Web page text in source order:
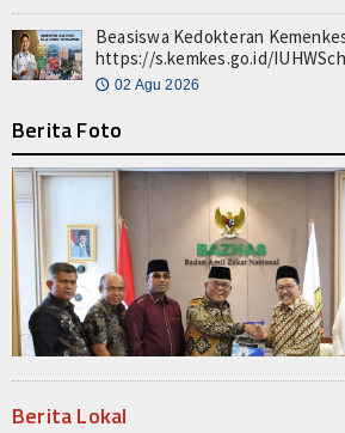
Organisasi Filantropi
HIKMAH
Opini
Cerpen
Resensi
Z-STORY
Z-Story Lokal
Beasiswa Kedokteran
https://s.kemkes.go.id/
🕔 02 Agu 2026
Berita Foto
Berita Lokal